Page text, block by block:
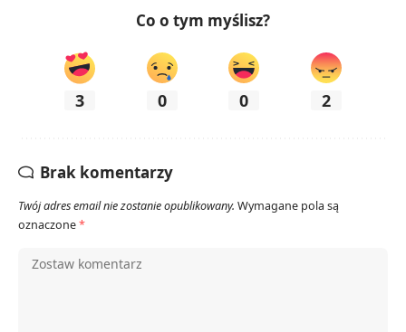
Co o tym myślisz?
3 0 0 2
Brak komentarzy
Twój adres email nie zostanie opublikowany. Wymagane pola są
oznaczone*